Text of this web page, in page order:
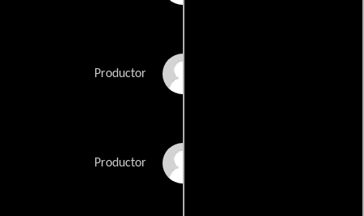
Productor
Productor